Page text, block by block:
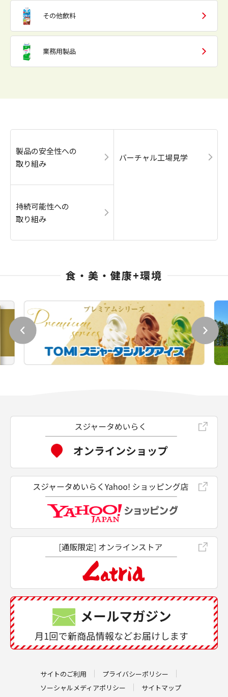
その他飲料
業務用製品
製品の安全性への
取り組み
バーチャル工場見学
持続可能性への
取り組み
食・美・健康+環境
サイトのご利用
プライバシーポリシー
ソーシャルメディアポリシー
サイトマップ